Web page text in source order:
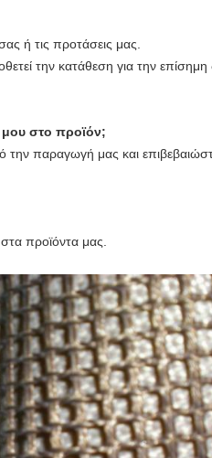
ή τις προτάσεις μας.
την κατάθεση για την επίσημη
στο προϊόν;
παραγωγή μας και
προϊόντα μας.